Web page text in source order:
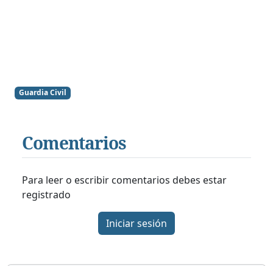
Guardia Civil
Comentarios
Para leer o escribir comentarios debes estar
registrado
Iniciar sesión